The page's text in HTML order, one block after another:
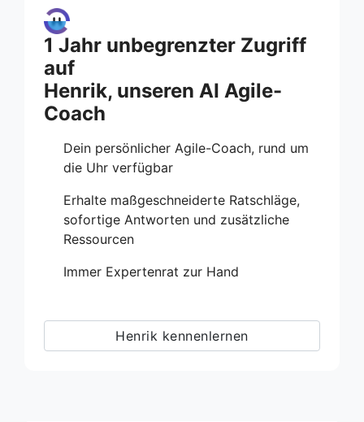
1 Jahr unbegrenzter Zugriff
auf
Henrik, unseren AI Agile-
Coach
Dein persönlicher Agile-Coach, rund um
die Uhr verfügbar
Erhalte maßgeschneiderte Ratschläge,
sofortige Antworten und zusätzliche
Ressourcen
Immer Expertenrat zur Hand
Henrik kennenlernen